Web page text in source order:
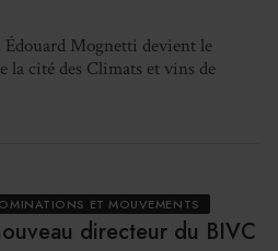
Mognetti devient le
la cité des Climats et vins de
ET MOUVEMENTS
directeur du BIVC